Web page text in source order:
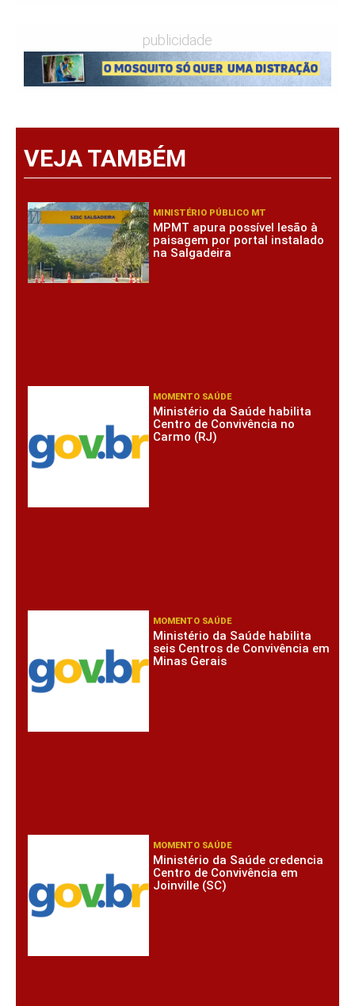
publicidade
VEJA TAMBÉM
MINISTÉRIO PÚBLICO MT
MPMT apura possível lesão à
paisagem por portal instalado
na Salgadeira
MOMENTO SAÚDE
Ministério da Saúde habilita
Centro de Convivência no
Carmo (RJ)
MOMENTO SAÚDE
Ministério da Saúde habilita
seis Centros de Convivência em
Minas Gerais
MOMENTO SAÚDE
Ministério da Saúde credencia
Centro de Convivência em
Joinville (SC)